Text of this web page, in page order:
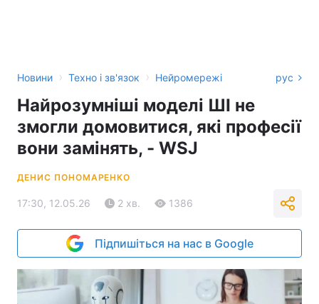
Новини › Техно і зв'язок › Нейромережі рус
Найрозумніші моделі ШІ не
змогли домовитися, які професії
вони замінять, - WSJ
ДЕНИС ПОНОМАРЕНКО
17:30, 12.05.26 2 хв. 1386
Підпишіться на нас в Google